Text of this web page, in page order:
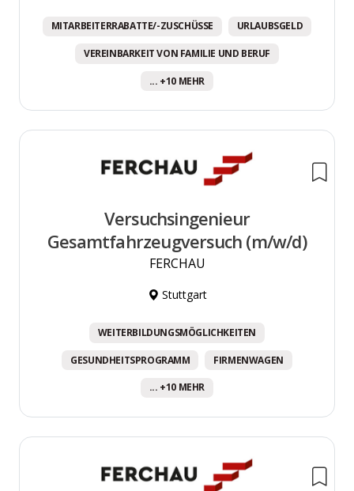
MITARBEITERRABATTE/-ZUSCHÜSSE URLAUBSGELD
VEREINBARKEIT VON FAMILIE UND BERUF
... +10 MEHR
Versuchsingenieur
Gesamtfahrzeugversuch (m/w/d)
FERCHAU
Stuttgart
WEITERBILDUNGSMÖGLICHKEITEN
GESUNDHEITSPROGRAMM FIRMENWAGEN
... +10 MEHR